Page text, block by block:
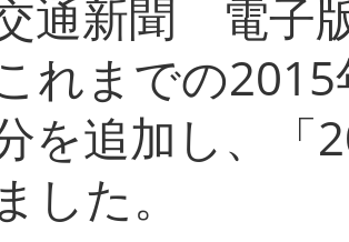
通新聞 電子
れまでの
を追加し、「
まし